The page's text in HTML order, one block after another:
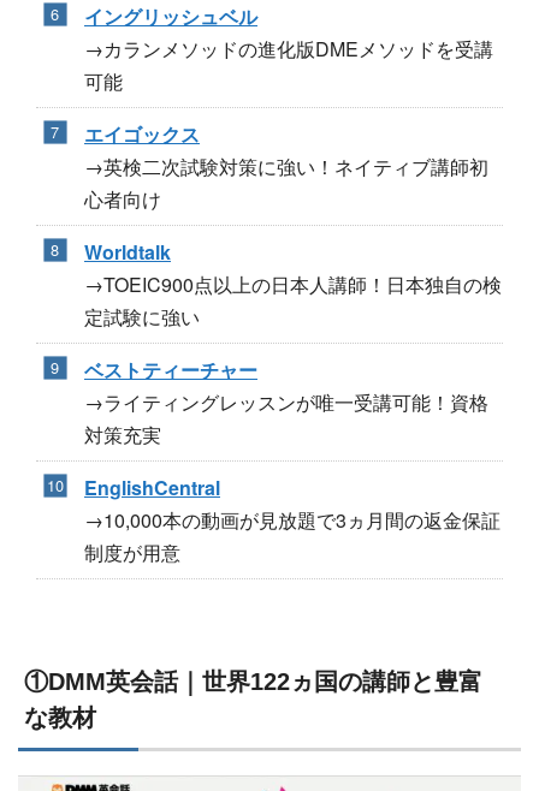
イングリッシュベル
→カランメソッドの進化版DMEメソッドを受講
可能
エイゴックス
→英検二次試験対策に強い！ネイティブ講師初
心者向け
Worldtalk
→TOEIC900点以上の日本人講師！日本独自の検
定試験に強い
ベストティーチャー
→ライティングレッスンが唯一受講可能！資格
対策充実
EnglishCentral
→10,000本の動画が見放題で3ヵ月間の返金保証
制度が用意
①DMM英会話｜世界122ヵ国の講師と豊富
な教材